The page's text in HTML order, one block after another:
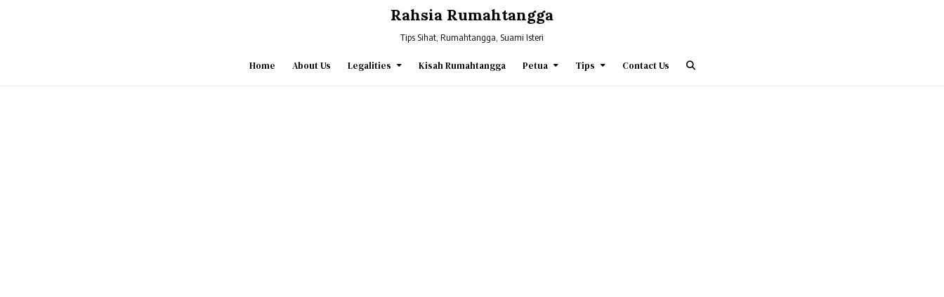
Rahsia Rumahtangga
Tips Sihat, Rumahtangga, Suami Isteri
Home About Us Legalities Kisah Rumahtangga Petua Tips Contact Us